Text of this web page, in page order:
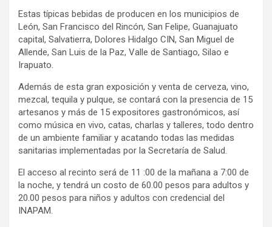
Estas típicas bebidas de producen en los municipios de
León, San Francisco del Rincón, San Felipe, Guanajuato
capital, Salvatierra, Dolores Hidalgo CIN, San Miguel de
Allende, San Luis de la Paz, Valle de Santiago, Silao e
Irapuato.
Además de esta gran exposición y venta de cerveza, vino,
mezcal, tequila y pulque, se contará con la presencia de 15
artesanos y más de 15 expositores gastronómicos, así
como música en vivo, catas, charlas y talleres, todo dentro
de un ambiente familiar y acatando todas las medidas
sanitarias implementadas por la Secretaría de Salud.
El acceso al recinto será de 11 :00 de la mañana a 7:00 de
la noche, y tendrá un costo de 60.00 pesos para adultos y
20.00 pesos para niños y adultos con credencial del
INAPAM.